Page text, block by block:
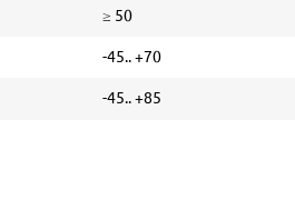
≥ 50
-45.. +70
-45.. +85